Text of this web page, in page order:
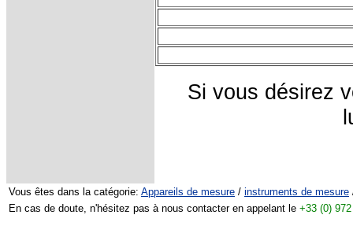
Si vous désirez
Vous êtes dans la catégorie: Appareils de mesure / instruments de mesure
En cas de doute, n'hésitez pas à nous contacter en appelant le +33 (0)